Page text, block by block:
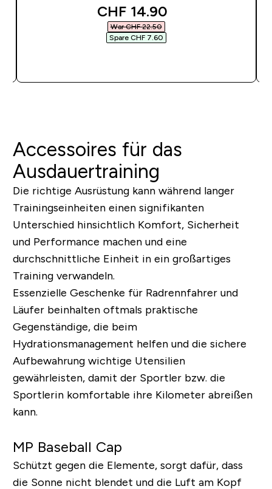
discounted price
CHF 14.90‎
War CHF 22.50‎
Spare CHF 7.60‎
Accessoires für das
Ausdauertraining
Die richtige Ausrüstung kann während langer
Trainingseinheiten einen signifikanten
Unterschied hinsichtlich Komfort, Sicherheit
und Performance machen und eine
durchschnittliche Einheit in ein großartiges
Training verwandeln.
Essenzielle Geschenke für Radrennfahrer und
Läufer beinhalten oftmals praktische
Gegenständige, die beim
Hydrationsmanagement helfen und die sichere
Aufbewahrung wichtige Utensilien
gewährleisten, damit der Sportler bzw. die
Sportlerin komfortable ihre Kilometer abreißen
kann.
MP Baseball Cap
Schützt gegen die Elemente, sorgt dafür, dass
die Sonne nicht blendet und die Luft am Kopf